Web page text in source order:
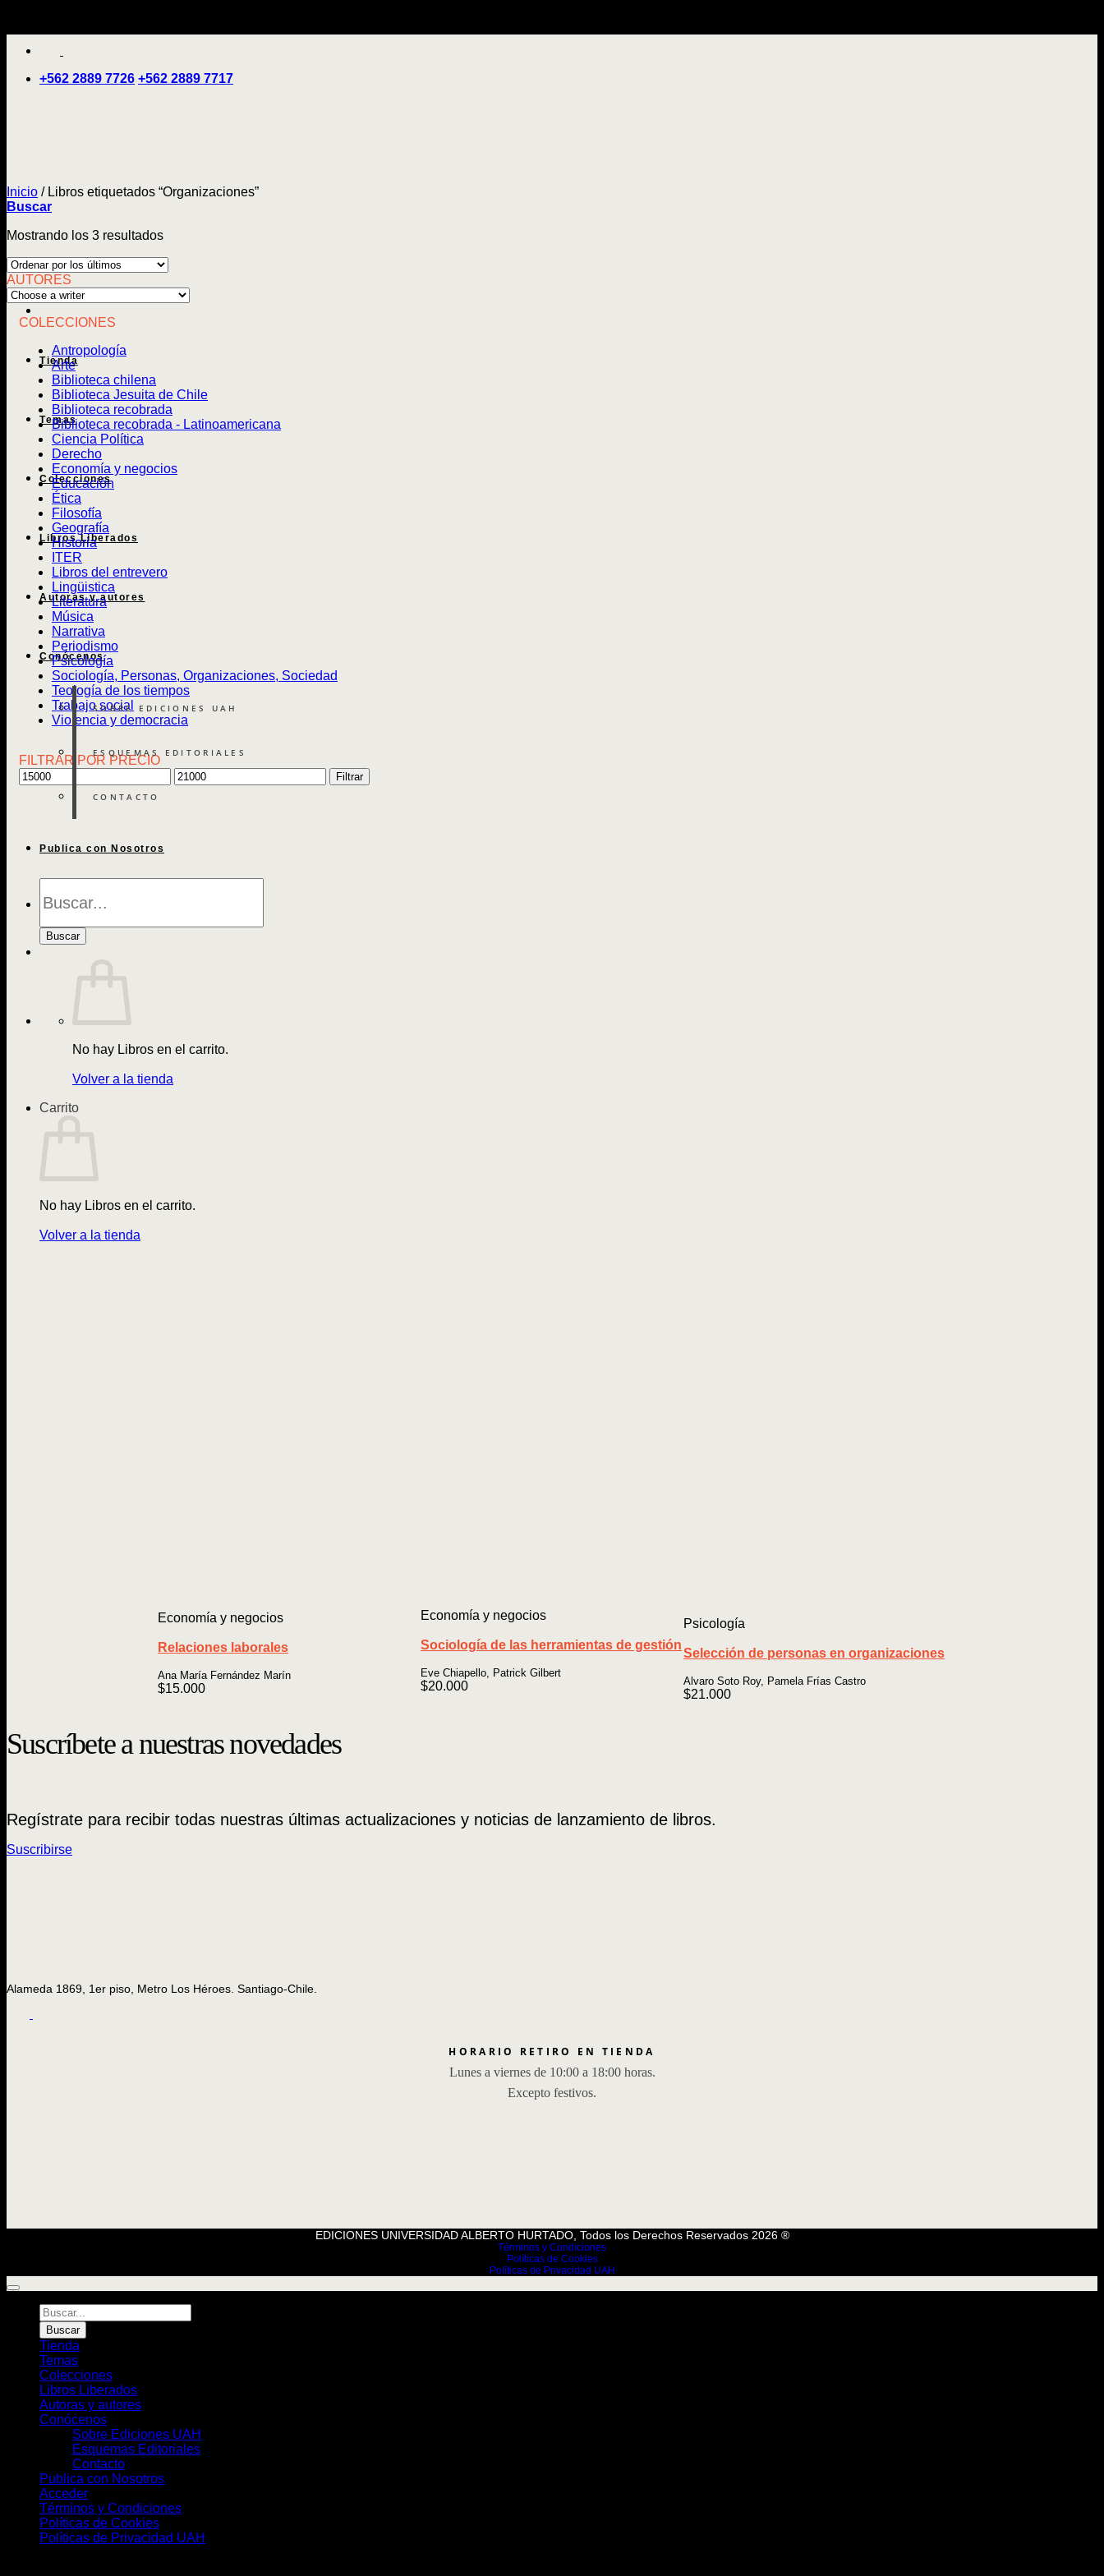
+562 2889 7726 +562 2889 7717
Tienda
Temas
Colecciones
Libros Liberados
Autoras y autores
Conócenos
SOBRE EDICIONES UAH
ESQUEMAS EDITORIALES
CONTACTO
Publica con Nosotros
de
Buscar
No hay Libros en el carrito.
Volver a la tienda
Carrito
No hay Libros en el carrito.
Volver a la tienda
Inicio /Libros etiquetados “Organizaciones”
Buscar
Mostrando los 3 resultadosOrdenado
los
AUTORES
COLECCIONES
Antropología
Arte
Biblioteca chilena
Biblioteca Jesuita de Chile
Biblioteca recobrada
Biblioteca recobrada - Latinoamericana
Ciencia Política
Derecho
Economía y negocios
Educación
Ética
Filosofía
Geografía
Historia
ITER
Libros del entrevero
Lingüistica
Literatura
Música
Narrativa
Periodismo
Psicología
Sociología, Personas, Organizaciones, Sociedad
Teología de los tiempos
Trabajo social
Violencia y democracia
FILTRAR POR PRECIO
Precio
mínimo
Precio
máximo
Filtrar
Economía y negocios
Relaciones laborales
Ana María Fernández Marín
$15.000
Economía y negocios
Sociología de las herramientas de gestión
Eve Chiapello, Patrick Gilbert
$20.000
Psicología
Selección de personas en organizaciones
Alvaro Soto Roy, Pamela Frías Castro
$21.000
Suscríbete a nuestras novedades
Regístrate para recibir todas nuestras últimas actualizaciones y noticias de lanzamiento de libros.
Suscribirse
Alameda 1869, 1er piso, Metro Los Héroes. Santiago-Chile.
HORARIO RETIRO EN TIENDA
Lunes a viernes de 10:00 a 18:00 horas.
Excepto festivos.
EDICIONES UNIVERSIDAD ALBERTO HURTADO, Todos los Derechos Reservados 2026 ®
Términos y Condiciones
Políticas de Cookies
Políticas de Privacidad UAH
Búsqueda
de
Libros
Buscar
Tienda
Temas
Colecciones
Libros Liberados
Autoras y autores
Conócenos
Sobre Ediciones UAH
Esquemas Editoriales
Contacto
Publica con Nosotros
Acceder
Términos y Condiciones
Políticas de Cookies
Políticas de Privacidad UAH